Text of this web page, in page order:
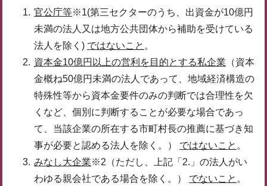
官公庁等※1(第三セクターのうち、出資金が10億円
未満の法人又は地方公共団体から補助を受けている
法人を除く) ではないこと 。
資本金10億円以上の営利を目的とする私企業 （資本
金概ね50億円未満の法人であって、地域経済構造の
特殊性等から資本金要件のみの判断では合理性を欠
くなど、個別に判断することが必要な場合であっ
て、当該企業の所在する市町村長の推薦に基づき知
事が必要と認める法人を除く。） ではないこと 。
みなし大企業※2（ただし、上記「2.」の法人がい
わゆる親会社である場合を除く。） でないこと 。